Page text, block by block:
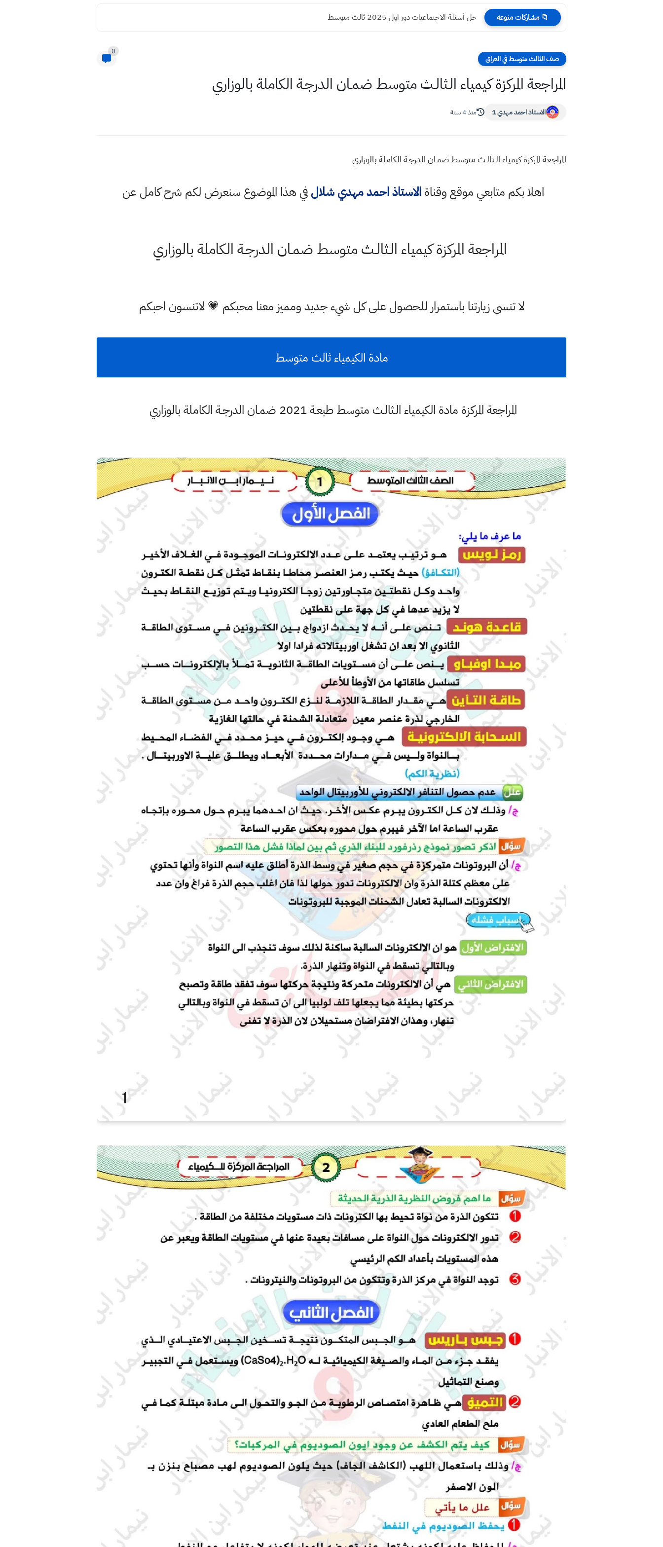
📁 مشاركات منوعه حل أسئلة الاجتماعيات دور اول 2025 ثالث متوسط
صف الثالث متوسط في العراق
0
المراجعة المركزة كيمياء الـثالـث متوسط ضمـان الدرجـة الكاملة بالوزاري
الاستاذ احمد مهدي 1 منذ 4 سنة
المراجعة المركزة كيمياء الـثالـث متوسط ضمـان الدرجـة الكاملة بالوزاري
اهلا بكم متابعي موقع وقناةالاستاذ احمد مهدي شلالفي هذا الموضوع سنعرض لكم شرح كامل عن
المراجعة المركزة كيمياء الـثالـث متوسط ضمـان الدرجـة الكاملة بالوزاري
لا تنسى زيارتنا باستمرار للحصول على كل شيء جديد ومميز معنا محبكم 💗 لاتنسون احبكم
مادة الكيمياء ثالث متوسط
المراجعة المركزة مادة الكيمياء الـثالـث متوسط طبعـة 2021 ضمـان الدرجـة الكاملة بالوزاري